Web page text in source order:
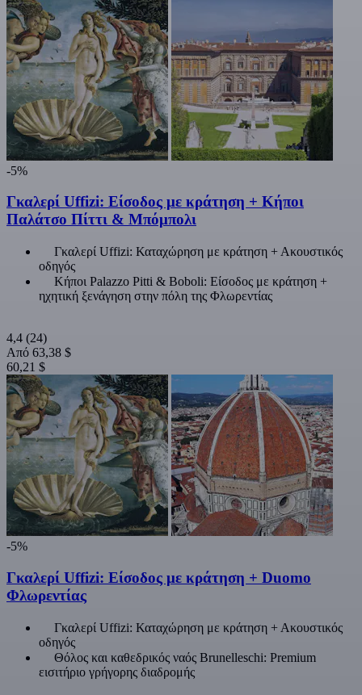
-5%
Γκαλερί Uffizi: Είσοδος με κράτηση + Κήποι
Παλάτσο Πίττι & Μπόμπολι
Γκαλερί Uffizi: Καταχώρηση με κράτηση + Ακουστικός
οδηγός
Κήποι Palazzo Pitti & Boboli: Είσοδος με κράτηση +
ηχητική ξενάγηση στην πόλη της Φλωρεντίας
4,4 (24)
Από 63,38 $
60,21 $
-5%
Γκαλερί Uffizi: Είσοδος με κράτηση + Duomo
Φλωρεντίας
Γκαλερί Uffizi: Καταχώρηση με κράτηση + Ακουστικός
οδηγός
Θόλος και καθεδρικός ναός Brunelleschi: Premium
εισιτήριο γρήγορης διαδρομής